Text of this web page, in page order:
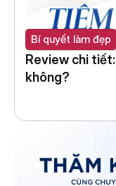
Bí quyết làm đẹp
Review chi
không?